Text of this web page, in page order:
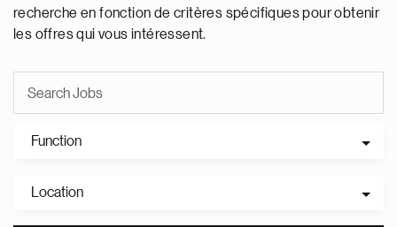
recherche en fonction de critères spécifiques pour obtenir
les offres qui vous intéressent.
Function
Location